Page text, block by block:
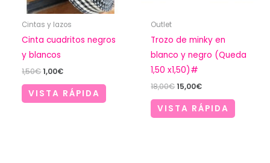
Cintas y lazos
Cinta cuadritos negros
y blancos
1,50€El
original
era:
1,00€El
actual
es:
VISTA RÁPIDA
Outlet
Trozo de minky en
blanco y negro (Queda
1,50 x1,50)#
18,00€El
original
era:
15,00€El
actual
es:
VISTA RÁPIDA